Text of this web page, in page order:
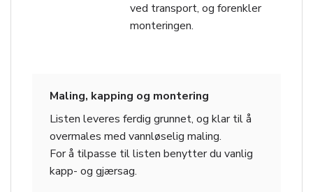
ved transport, og forenkler
monteringen.
Maling, kapping og montering
Listen leveres ferdig grunnet, og klar til å
overmales med vannløselig maling.
For å tilpasse til listen benytter du vanlig
kapp- og gjærsag.